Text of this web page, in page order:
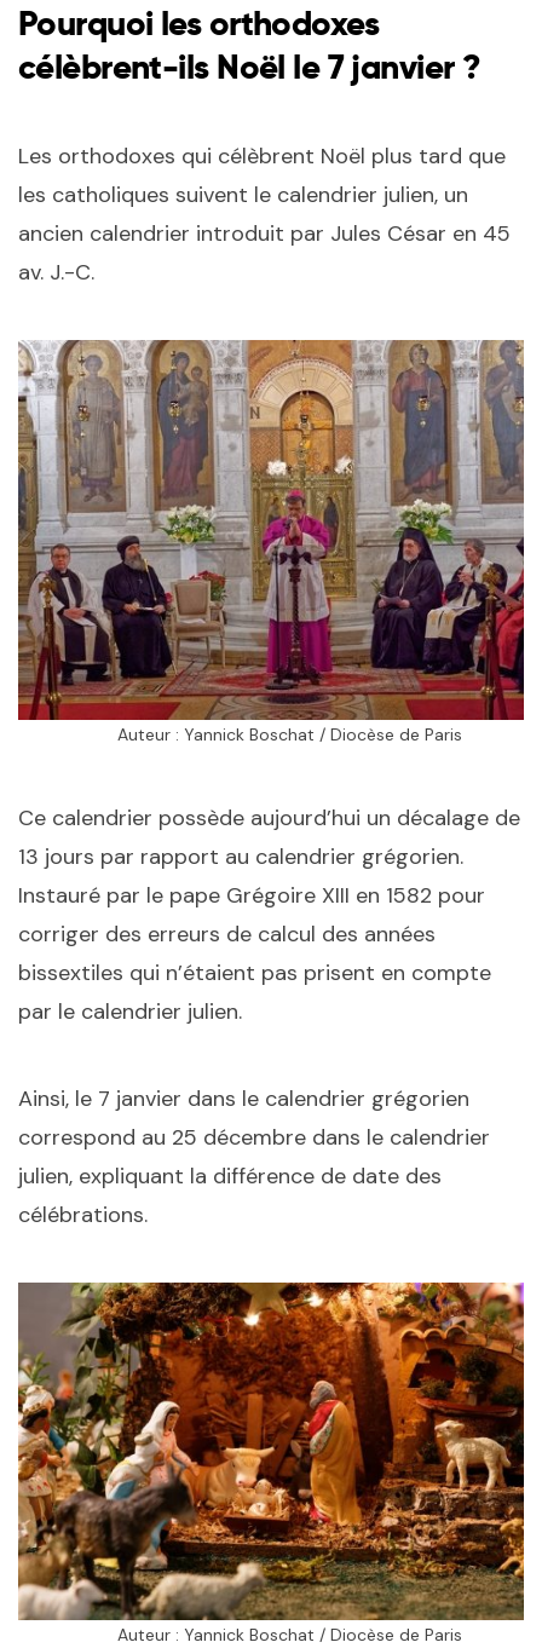
Pourquoi les orthodoxes
célèbrent-ils Noël le 7 janvier ?
Les orthodoxes qui célèbrent Noël plus tard que
les catholiques suivent le calendrier julien, un
ancien calendrier introduit par Jules César en 45
av. J.-C.
Auteur : Yannick Boschat / Diocèse de Paris
Ce calendrier possède aujourd’hui un décalage de
13 jours par rapport au calendrier grégorien.
Instauré par le pape Grégoire XIII en 1582 pour
corriger des erreurs de calcul des années
bissextiles qui n’étaient pas prisent en compte
par le calendrier julien.
Ainsi, le 7 janvier dans le calendrier grégorien
correspond au 25 décembre dans le calendrier
julien, expliquant la différence de date des
célébrations.
Auteur : Yannick Boschat / Diocèse de Paris